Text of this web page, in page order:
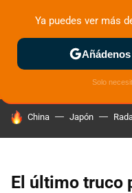
ZONA DE PRUEBAS
HOY SE HABLA DE
China Japón
El último truco
Ya puedes ver más
Solo